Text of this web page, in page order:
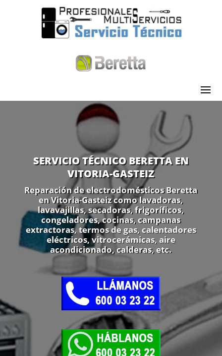
SERVICIO TÉCNICO BERETTA EN
VITORIA-GASTEIZ
Reparación de electrodomésticos Beretta
en Vitoria-Gasteiz como lavadoras,
lavavajillas, secadoras, frigoríficos,
congeladores, cocinas, campanas
extractoras, termos de gas, calentadores
eléctricos, vitrocerámicas, aire
acondicionado, calderas, etc.